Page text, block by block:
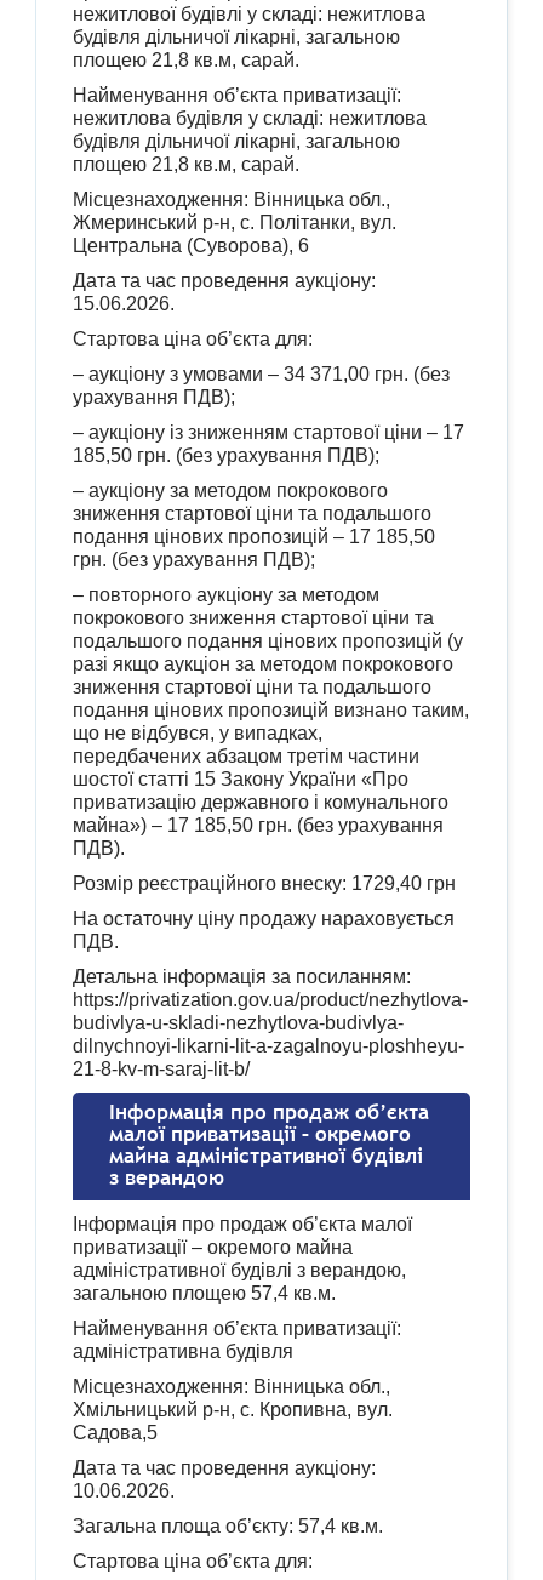
нежитлової будівлі у складі: нежитлова
будівля дільничої лікарні, загальною
площею 21,8 кв.м, сарай.
Найменування об’єкта приватизації:
нежитлова будівля у складі: нежитлова
будівля дільничої лікарні, загальною
площею 21,8 кв.м, сарай.
Місцезнаходження: Вінницька обл.,
Жмеринський р-н, с. Політанки, вул.
Центральна (Суворова), 6
Дата та час проведення аукціону:
15.06.2026.
Стартова ціна об’єкта для:
– аукціону з умовами – 34 371,00 грн. (без
урахування ПДВ);
– аукціону із зниженням стартової ціни – 17
185,50 грн. (без урахування ПДВ);
– аукціону за методом покрокового
зниження стартової ціни та подальшого
подання цінових пропозицій – 17 185,50
грн. (без урахування ПДВ);
– повторного аукціону за методом
покрокового зниження стартової ціни та
подальшого подання цінових пропозицій (у
разі якщо аукціон за методом покрокового
зниження стартової ціни та подальшого
подання цінових пропозицій визнано таким,
що не відбувся, у випадках,
передбачених абзацом третім частини
шостої статті 15 Закону України «Про
приватизацію державного і комунального
майна») – 17 185,50 грн. (без урахування
ПДВ).
Розмір реєстраційного внеску: 1729,40 грн
На остаточну ціну продажу нараховується
ПДВ.
Детальна інформація за посиланням:
https://privatization.gov.ua/product/nezhytlova-
budivlya-u-skladi-nezhytlova-budivlya-
dilnychnoyi-likarni-lit-a-zagalnoyu-ploshheyu-
21-8-kv-m-saraj-lit-b/
Інформація про продаж об’єкта
малої приватизації – окремого
майна адміністративної будівлі
з верандою
Інформація про продаж об’єкта малої
приватизації – окремого майна
адміністративної будівлі з верандою,
загальною площею 57,4 кв.м.
Найменування об’єкта приватизації:
адміністративна будівля
Місцезнаходження: Вінницька обл.,
Хмільницький р-н, с. Кропивна, вул.
Садова,5
Дата та час проведення аукціону:
10.06.2026.
Загальна площа об’єкту: 57,4 кв.м.
Стартова ціна об’єкта для: